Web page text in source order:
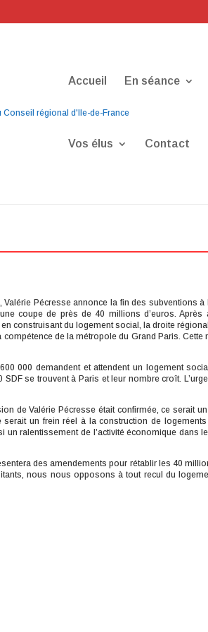
Accueil En séance
Vos élus Contact
Pécresse annonce la fin des subventions à
coupe de près de 40 millions d’euros. Après
construisant du logement social, la droite
de la métropole du Grand Paris. Cette
000 demandent et attendent un logement
se trouvent à Paris et leur nombre croît.
de Valérie Pécresse était confirmée, ce serait
un frein réel à la construction de
ralentissement de l’activité économique dans
des amendements pour rétablir les 40
nous nous opposons à tout recul du